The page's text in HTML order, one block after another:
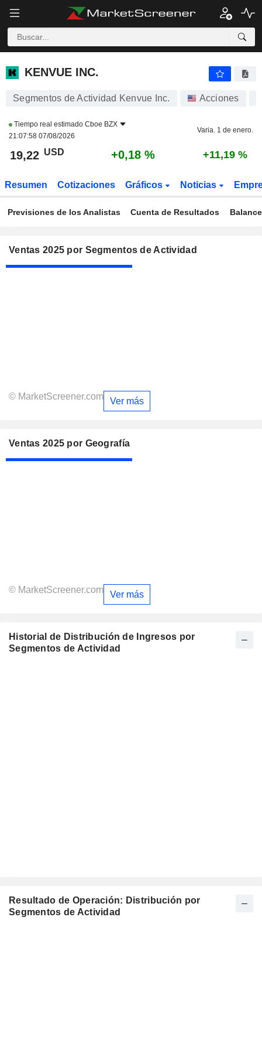
KENVUE INC.
KENVUE INC.
Segmentos de Actividad Kenvue Inc. Acciones
Tiempo real estimado Cboe BZX
21:07:58 07/08/2026
Varia. 1 de enero.
19,22 USD +0,18 % +11,19 %
Resumen Cotizaciones Gráficos Noticias
Previsiones de los Analistas Cuenta de Resultados Balance
Ventas 2025 por Segmentos de Actividad
© MarketScreener.com Ver más
Ventas 2025 por Geografía
© MarketScreener.com Ver más
Historial de Distribución de Ingresos por
Segmentos de Actividad
Resultado de Operación: Distribución por
Segmentos de Actividad